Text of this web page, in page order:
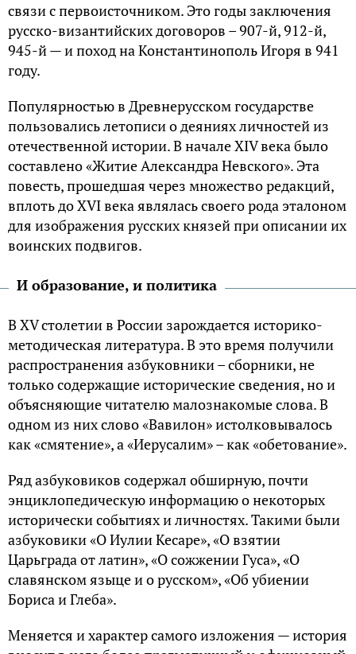
связи с первоисточником. Это годы заключения
русско-византийских договоров – 907-й, 912-й,
945-й — и поход на Константинополь Игоря в 941
году.
Популярностью в Древнерусском государстве
пользовались летописи о деяниях личностей из
отечественной истории. В начале XIV века было
составлено «Житие Александра Невского». Эта
повесть, прошедшая через множество редакций,
вплоть до XVI века являлась своего рода эталоном
для изображения русских князей при описании их
воинских подвигов.
И образование, и политика
В XV столетии в России зарождается историко-
методическая литература. В это время получили
распространения азбуковники – сборники, не
только содержащие исторические сведения, но и
объясняющие читателю малознакомые слова. В
одном из них слово «Вавилон» истолковывалось
как «смятение», а «Иерусалим» – как «обетование».
Ряд азбуковиков содержал обширную, почти
энциклопедическую информацию о некоторых
исторически событиях и личностях. Такими были
азбуковики «О Иулии Кесаре», «О взятии
Царьграда от латин», «О сожжении Гуса», «О
славянском языце и о русском», «Об убиении
Бориса и Глеба».
Меняется и характер самого изложения — история